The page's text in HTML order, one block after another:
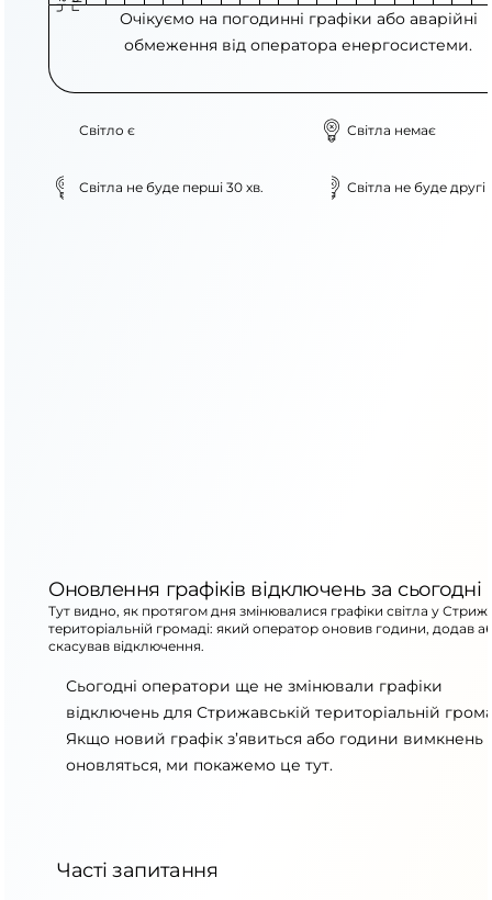
Очікуємо на погодинні графіки або аварійні
обмеження від оператора енергосистеми.
Світло є Світла немає
Світла не буде перші 30 хв. Світла не буде другі
Оновлення графіків відключень за сьогодні
Тут видно, як протягом дня змінювалися графіки світла у
територіальній громаді: який оператор оновив години, додав
скасував відключення.
Сьогодні оператори ще не змінювали графіки
відключень для Стрижавській територіальній
Якщо новий графік з’явиться або години вимкнень
оновляться, ми покажемо це тут.
Часті запитання